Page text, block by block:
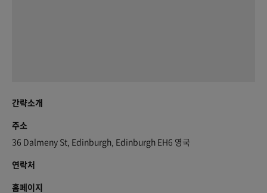
간략소개
주소
36 Dalmeny St, Edinburgh, Edinburgh EH6 영국
연락처
홈페이지